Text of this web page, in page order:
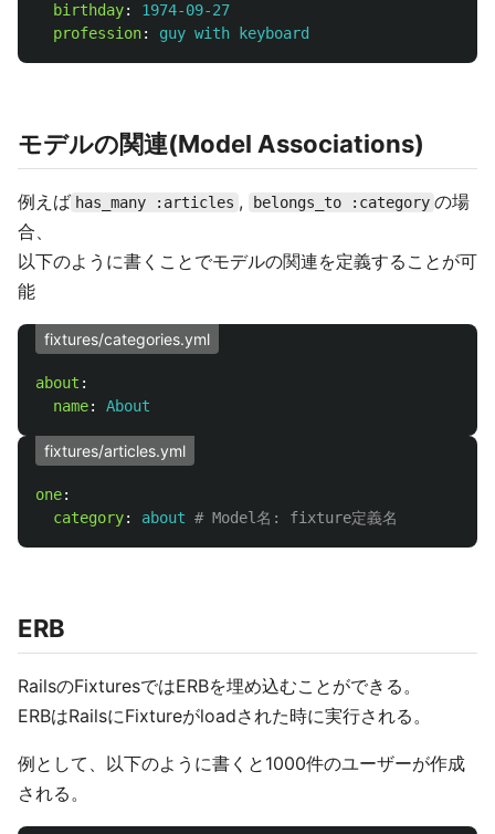
birthday:
1974-09-27
profession: guy with keyboard
モデルの関連(Model Associations)
例えば has_many :articles , belongs_to :category の場
合、
以下のように書くことでモデルの関連を定義することが可
能
fixtures/categories.yml
about :
name: About
fixtures/articles.yml
one:
category: about # Model名: fixture定義名
ERB
RailsのFixturesではERBを埋め込むことができる。
ERBはRailsにFixtureがloadされた時に実行される。
例として、以下のように書くと1000件のユーザーが作成
される。